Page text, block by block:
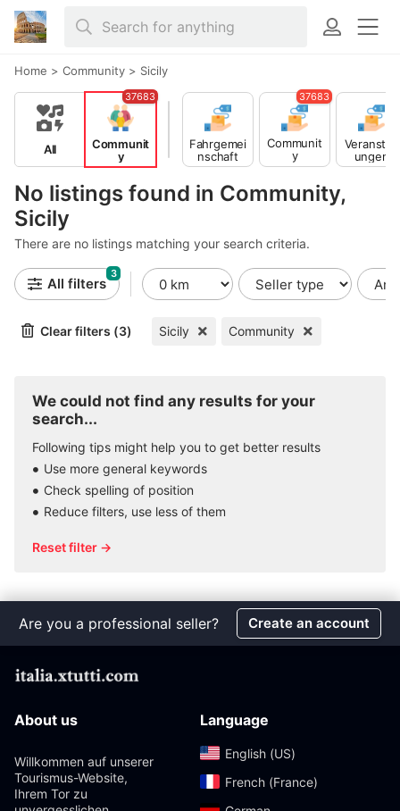
Home > Community > Sicily
No listings found in Community,
Sicily
There are no listings matching your search criteria.
All
Communit
y
37683
Fahrgemei
nschaft
Communit
y
Veranstalt
37683
Veranstalt
ungen
All filters
3
Clear filters (3) Sicily Community
We could not find any results for your
search...
Following tips might help you to get better results
Use more general keywords
Check spelling of position
Reduce filters, use less of them
Reset filter →
Are you a professional seller? Create an account
About us
Willkommen auf unserer
Tourismus-Website,
Ihrem Tor zu
Language
English (US)‎
French (France)‎